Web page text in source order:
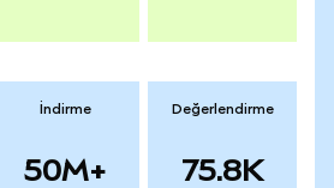
İndirme
50M+
Değerlendirme
75.8K